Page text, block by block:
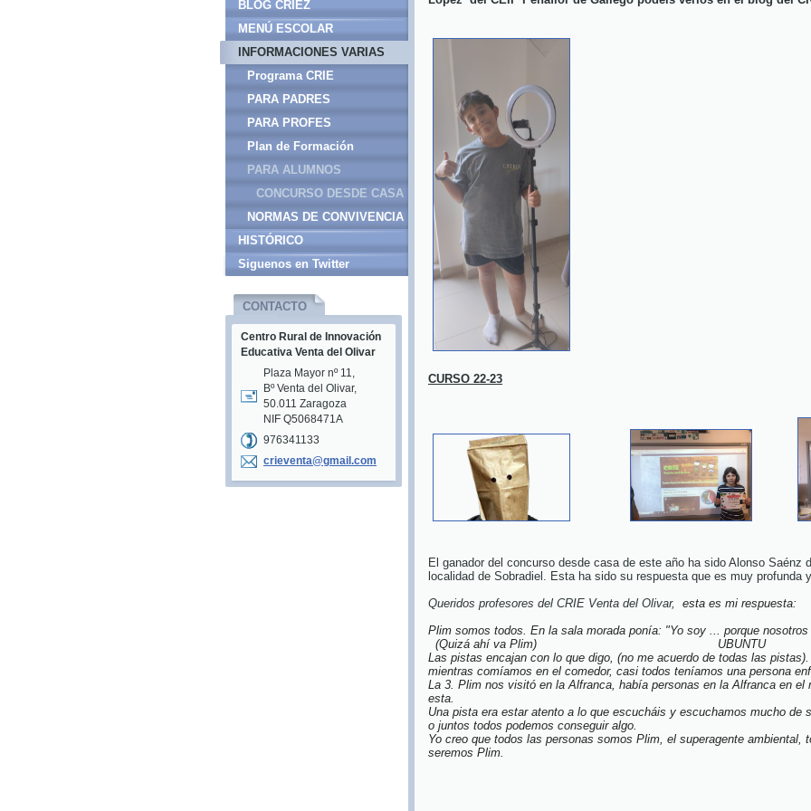
CURSO 22-23
El ganador del concurso desde casa de este año ha sido Alonso Saénz
localidad de Sobradiel. Esta ha sido su respuesta que es muy profunda
Queridos profesores del CRIE Venta del Olivar,
esta es mi respuesta:
Plim somos todos. En la sala morada ponía: "Yo soy ... porque
(Quizá ahí va Plim)
Las pistas encajan con lo que digo, (no me acuerdo de todas las
mientras comíamos en el comedor, casi todos teníamos una persona
La 3. Plim nos visitó en la Alfranca, había personas en la Alfranca en el
esta.
Una pista era estar atento a lo que escucháis y escuchamos mucho de
o juntos todos podemos conseguir algo.
Yo creo que todos las personas somos Plim, el superagente ambiental,
seremos Plim.
BLOG CRIEZ
MENÚ ESCOLAR
INFORMACIONES VARIAS
Programa CRIE
PARA PADRES
PARA PROFES
Plan de Formación
PARA ALUMNOS
CONCURSO DESDE CASA
NORMAS DE CONVIVENCIA
HISTÓRICO
Siguenos en Twitter
CONTACTO
Centro Rural de Innovación
Educativa Venta del Olivar
Plaza Mayor nº 11,
Bº Venta del Olivar,
50.011 Zaragoza
NIF Q5068471A
976341133
crieventa@gmail.com